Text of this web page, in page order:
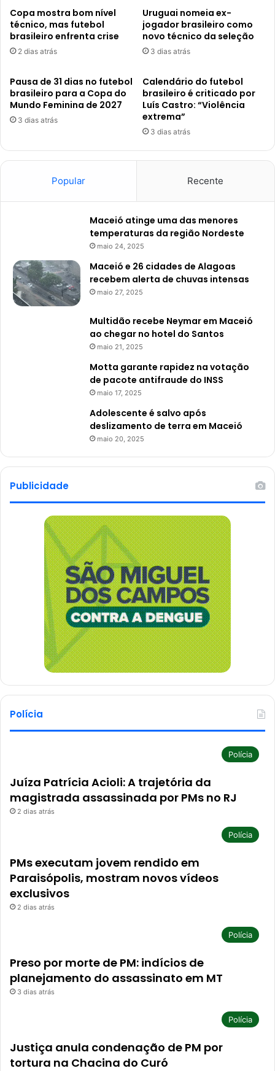
Copa mostra bom nível
técnico, mas futebol
brasileiro enfrenta crise
2 dias atrás
Uruguai nomeia ex-
jogador brasileiro como
novo técnico da seleção
3 dias atrás
Pausa de 31 dias no futebol
brasileiro para a Copa do
Mundo Feminina de 2027
3 dias atrás
Calendário do futebol
brasileiro é criticado por
Luís Castro: “Violência
extrema”
3 dias atrás
Popular Recente
Maceió atinge uma das menores
temperaturas da região Nordeste
maio 24, 2025
Maceió e 26 cidades de Alagoas
recebem alerta de chuvas intensas
maio 27, 2025
Multidão recebe Neymar em Maceió
ao chegar no hotel do Santos
maio 21, 2025
Motta garante rapidez na votação
de pacote antifraude do INSS
maio 17, 2025
Adolescente é salvo após
deslizamento de terra em Maceió
maio 20, 2025
Publicidade
Polícia
Polícia
Juíza Patrícia Acioli: A trajetória da
magistrada assassinada por PMs no RJ
2 dias atrás
Polícia
PMs executam jovem rendido em
Paraisópolis, mostram novos vídeos
exclusivos
2 dias atrás
Polícia
Preso por morte de PM: indícios de
planejamento do assassinato em MT
3 dias atrás
Polícia
Justiça anula condenação de PM por
tortura na Chacina do Curó